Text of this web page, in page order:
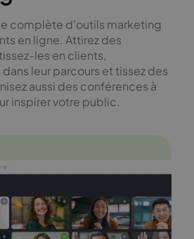
complète d’outils marketing
en ligne. Attirez des
les en clients,
leur parcours et tissez des
aussi des conférences à
inspirer votre public.